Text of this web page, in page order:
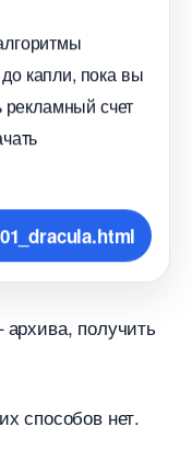
капли, пока вы
рекламный счет
получить
способов нет.